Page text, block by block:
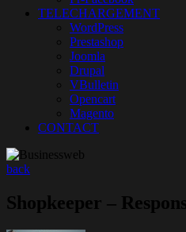
TELECHARGEMENT
WordPress
Prestashop
Joomla
Drupal
VBulletin
Opencart
Magento
CONTACT
back
Shopkeeper –